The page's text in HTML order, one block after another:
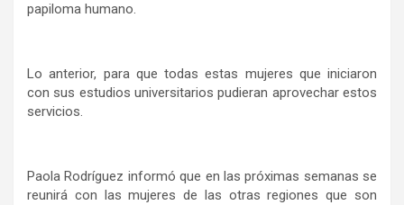
papiloma humano.
Lo anterior, para que todas estas mujeres que iniciaron
con sus estudios universitarios pudieran aprovechar estos
servicios.
Paola Rodríguez informó que en las próximas semanas se
reunirá con las mujeres de las otras regiones que son